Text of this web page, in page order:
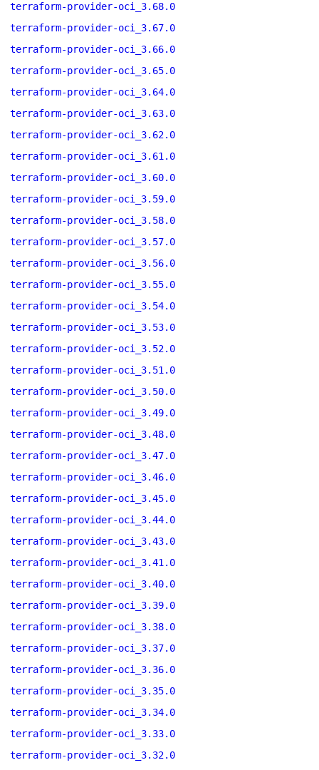
terraform-provider-oci_3.68.0
terraform-provider-oci_3.67.0
terraform-provider-oci_3.66.0
terraform-provider-oci_3.65.0
terraform-provider-oci_3.64.0
terraform-provider-oci_3.63.0
terraform-provider-oci_3.62.0
terraform-provider-oci_3.61.0
terraform-provider-oci_3.60.0
terraform-provider-oci_3.59.0
terraform-provider-oci_3.58.0
terraform-provider-oci_3.57.0
terraform-provider-oci_3.56.0
terraform-provider-oci_3.55.0
terraform-provider-oci_3.54.0
terraform-provider-oci_3.53.0
terraform-provider-oci_3.52.0
terraform-provider-oci_3.51.0
terraform-provider-oci_3.50.0
terraform-provider-oci_3.49.0
terraform-provider-oci_3.48.0
terraform-provider-oci_3.47.0
terraform-provider-oci_3.46.0
terraform-provider-oci_3.45.0
terraform-provider-oci_3.44.0
terraform-provider-oci_3.43.0
terraform-provider-oci_3.41.0
terraform-provider-oci_3.40.0
terraform-provider-oci_3.39.0
terraform-provider-oci_3.38.0
terraform-provider-oci_3.37.0
terraform-provider-oci_3.36.0
terraform-provider-oci_3.35.0
terraform-provider-oci_3.34.0
terraform-provider-oci_3.33.0
terraform-provider-oci_3.32.0